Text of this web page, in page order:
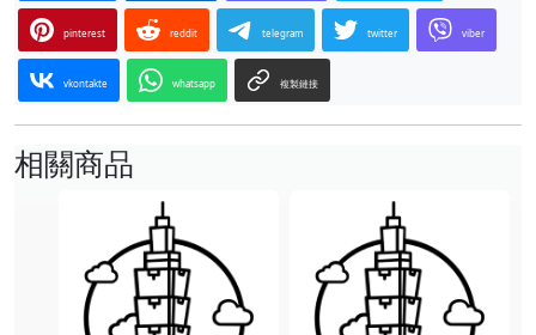
pinterest reddit telegram twitter viber
vkontakte whatsapp 複製鏈接
相關商品